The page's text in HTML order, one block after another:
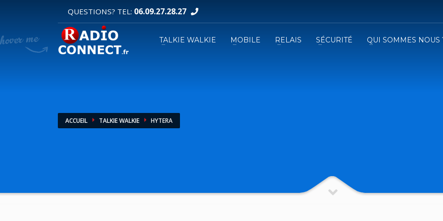
DEMANDE DE DEVIS
1 Sélectionnez vos produits.
QUESTIONS? TEL: 06.09.27.28.27
TALKIE WALKIE MOBILE RELAIS SÉCURITÉ QUI SOMMES NOUS
ACCUEIL TALKIE WALKIE HYTERA